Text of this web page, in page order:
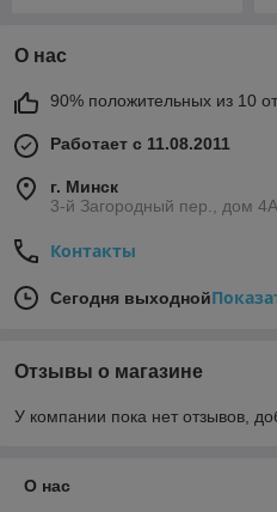
О нас
90% положительных из 10
Работает с 11.08.2011
г. Минск
3-й Загородный пер., дом
Контакты
Сегодня выходной
Отзывы о магазине
У компании пока нет отзывов,
О нас